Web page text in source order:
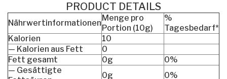
PRODUCT DETAILS
Nährwertinformationen
Menge pro
Portion (10g)
%
Tagesbedarf*
Kalorien
10
— Kalorien aus Fett
0
Fett gesamt
0g
0%
— Gesättigte
0g
0%